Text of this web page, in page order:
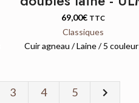
69,00€ TTC
Classiques
Cuir agneau / Laine / 5
3 4 5 Next